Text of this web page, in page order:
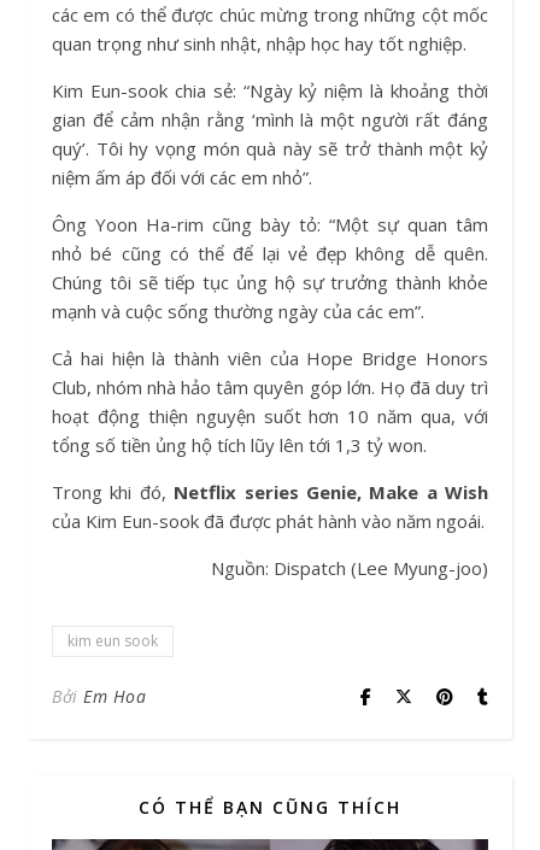
các em có thể được chúc mừng trong những cột mốc
quan trọng như sinh nhật, nhập học hay tốt nghiệp.
Kim Eun-sook chia sẻ: “Ngày kỷ niệm là khoảng thời
gian để cảm nhận rằng ‘mình là một người rất đáng
quý’. Tôi hy vọng món quà này sẽ trở thành một kỷ
niệm ấm áp đối với các em nhỏ”.
Ông Yoon Ha-rim cũng bày tỏ: “Một sự quan tâm
nhỏ bé cũng có thể để lại vẻ đẹp không dễ quên.
Chúng tôi sẽ tiếp tục ủng hộ sự trưởng thành khỏe
mạnh và cuộc sống thường ngày của các em”.
Cả hai hiện là thành viên của Hope Bridge Honors
Club, nhóm nhà hảo tâm quyên góp lớn. Họ đã duy trì
hoạt động thiện nguyện suốt hơn 10 năm qua, với
tổng số tiền ủng hộ tích lũy lên tới 1,3 tỷ won.
Trong khi đó, Netflix series Genie, Make a Wish
của Kim Eun-sook đã được phát hành vào năm ngoái.
Nguồn: Dispatch (Lee Myung-joo)
kim eun sook
Bởi Em Hoa
CÓ THỂ BẠN CŨNG THÍCH